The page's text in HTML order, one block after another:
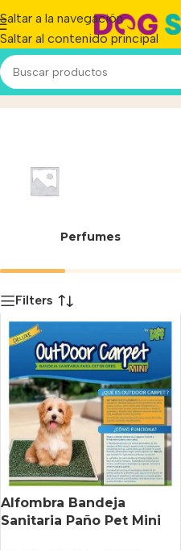
Saltar a la navegación
Saltar al contenido principal
50 cmInicio/Producto
Perfumes
Filters
Alfombra Bandeja
Sanitaria Paño Pet Mini